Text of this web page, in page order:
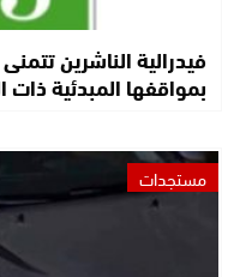
فيدرالية الناشرين
بمواقفها المبدئية ذات
مستجدات